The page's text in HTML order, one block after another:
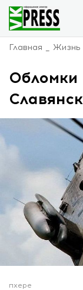
Главная Жизнь
пхере